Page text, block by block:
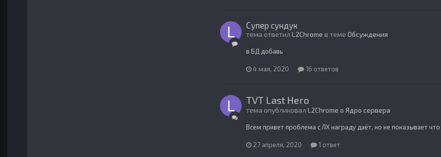
Супер сундук
тема ответил L2Chrome в теме Обсуждения
в БД добавь
4 мая, 2020 16 ответов
TVT Last Hero
тема опубликовал L2Chrome в Ядро сервера
Всем привет проблема с ЛХ награду даёт, но не показывает что
27 апреля, 2020 1 ответ